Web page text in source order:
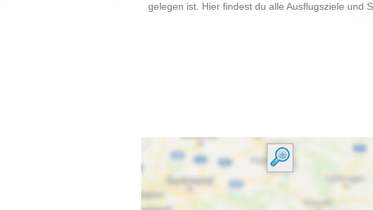
gelegen ist. Hier findest du alle Ausflugsziele und